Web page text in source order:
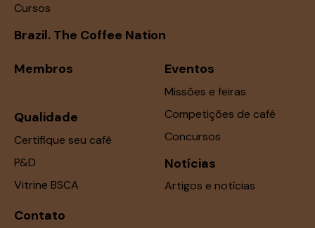
Cursos
Brazil. The Coffee Nation
Membros
Qualidade
Certifique seu café
P&D
Vitrine BSCA
Eventos
Missões e feiras
Competições de café
Concursos
Notícias
Artigos e notícias
Contato